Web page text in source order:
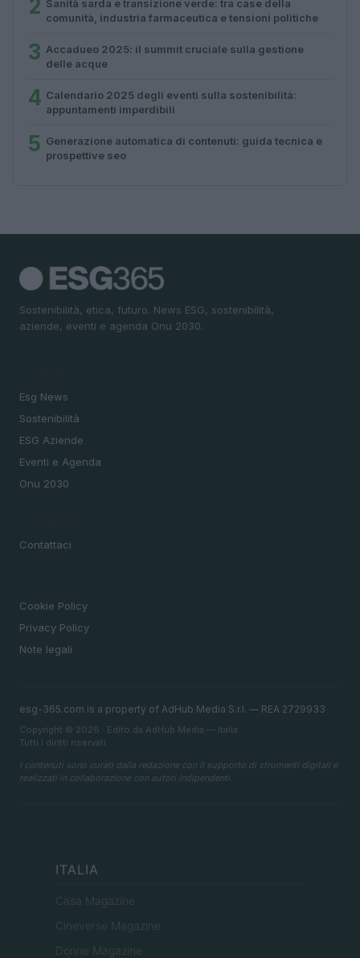
2 Sanità sarda e transizione verde: tra case della
comunità, industria farmaceutica e tensioni politiche
3 Accadueo 2025: il summit cruciale sulla gestione
delle acque
4 Calendario 2025 degli eventi sulla sostenibilità:
appuntamenti imperdibili
5 Generazione automatica di contenuti: guida tecnica e
prospettive seo
Sostenibilità, etica, futuro. News ESG, sostenibilità,
aziende, eventi e agenda Onu 2030.
Esg News
Sostenibilità
ESG Aziende
Eventi e Agenda
Onu 2030
Contattaci
Cookie Policy
Privacy Policy
Note legali
esg-365.com is a property of AdHub Media S.r.l. — REA 2729933
Copyright © 2026 · Edito da AdHub Media — Italia
Tutti i diritti riservati
I contenuti sono curati dalla redazione con il supporto di strumenti digitali e
realizzati in collaborazione con autori indipendenti.
ITALIA
Casa Magazine
Cineverse Magazine
Donne Magazine